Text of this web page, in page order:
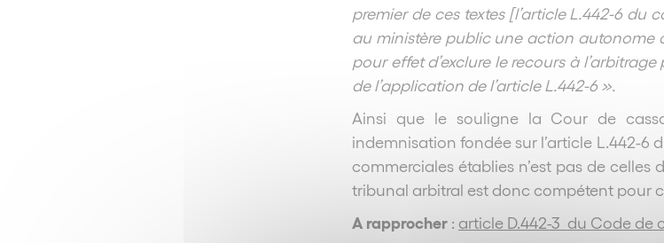
premier de ces textes [l’article L.442-6
au ministère public une action autonome
pour effet d’exclure le recours à
de l’application de l’article L.442-6 ».
Ainsi que le souligne la Cour de
indemnisation fondée sur l’article L.442-
commerciales établies n’est pas de
tribunal arbitral est donc compétent pour
A rapprocher : article D.442-3 du Code de